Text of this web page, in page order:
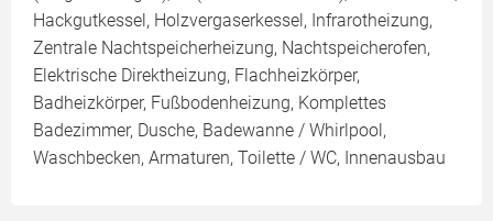
Hackgutkessel, Holzvergaserkessel, Infrarotheizung,
Zentrale Nachtspeicherheizung, Nachtspeicherofen,
Elektrische Direktheizung, Flachheizkörper,
Badheizkörper, Fußbodenheizung, Komplettes
Badezimmer, Dusche, Badewanne / Whirlpool,
Waschbecken, Armaturen, Toilette / WC, Innenausbau